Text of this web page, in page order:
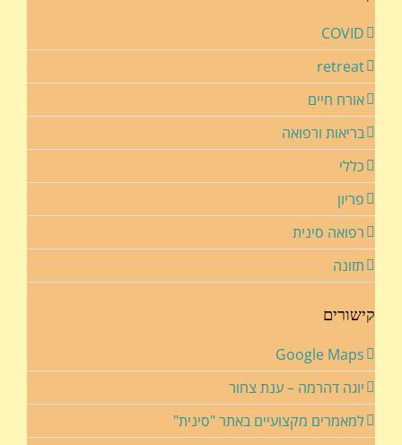
COVID
retreat
אורח חיים
בריאות ורפואה
כללי
פריון
רפואה סינית
תזונה
קישורים
Google Maps
יוגה דהרמה – ענת צחור
למאמרים מקצועיים באתר "סינית"